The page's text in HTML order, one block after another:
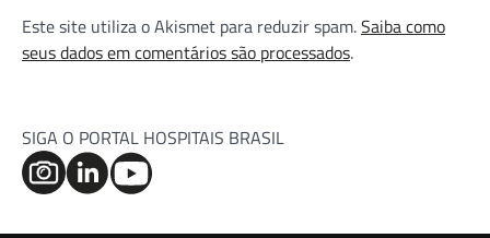
Este site utiliza o Akismet para reduzir spam.Saiba como
seus dados em comentários são processados.
SIGA O PORTAL HOSPITAIS BRASIL